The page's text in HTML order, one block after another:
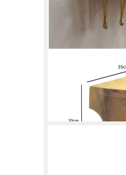
Wandregal FB77611
Schweberegal
Mehrere Größen
ab 49,95 €
in 3-4 Werktagen bei dir